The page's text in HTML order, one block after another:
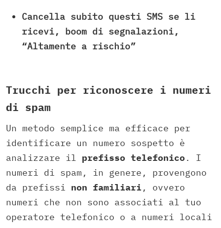
Cancella subito questi SMS se li
ricevi, boom di segnalazioni,
“Altamente a rischio”
Trucchi per riconoscere i numeri
di spam
Un metodo semplice ma efficace per
identificare un numero sospetto è
analizzare il prefisso telefonico . I
numeri di spam, in genere, provengono
da prefissi non familiari , ovvero
numeri che non sono associati al tuo
operatore telefonico o a numeri locali